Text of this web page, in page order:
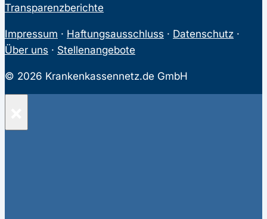
Transparenzberichte
Impressum · Haftungsausschluss · Datenschutz ·
Über uns · Stellenangebote
© 2026 Krankenkassennetz.de GmbH